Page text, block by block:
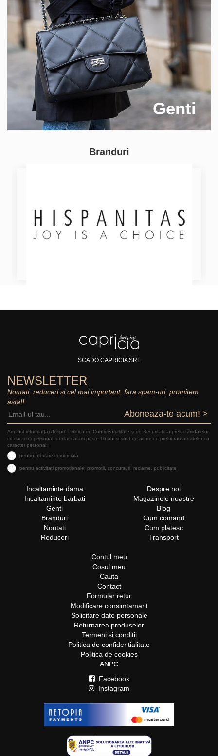
Genti
Branduri
SCADO CAPRICIA SRL
NEWSLETTER
Noutati, reduceri si cel mai important, fara spam-uri, promitem
asta!!
Aboneaza-te acum! >
Am fost informat(a) despre Politica de Confidențialitate şi de Securitate a prelucrăriidatelor
cu caracter personal, declar ca am peste 16 ani și sunt de acord cu prelucrarea datelor cu
caracter personal:
pentru ofertare comerciala
pentru activitati promotionale: promotii, concursuri, reclame, publicitate
Incaltaminte dama
Incaltaminte barbati
Genti
Branduri
Noutati
Reduceri
Despre noi
Magazinele noastre
Blog
Cum comand
Cum platesc
Transport
Contul meu
Cosul meu
Cauta
Contact
Formular retur
Modificare consimtamant
Solicitare date personale
Returnarea produselor
Termeni si conditii
Politica de confidentialitate
Politica de cookies
ANPC
Facebook
Instagram